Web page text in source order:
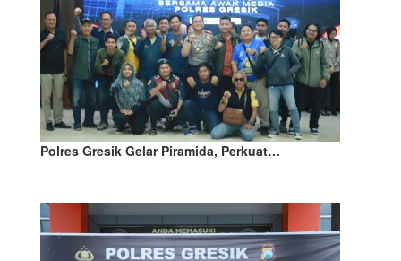
Polres Gresik Gelar Piramida, Perkuat…